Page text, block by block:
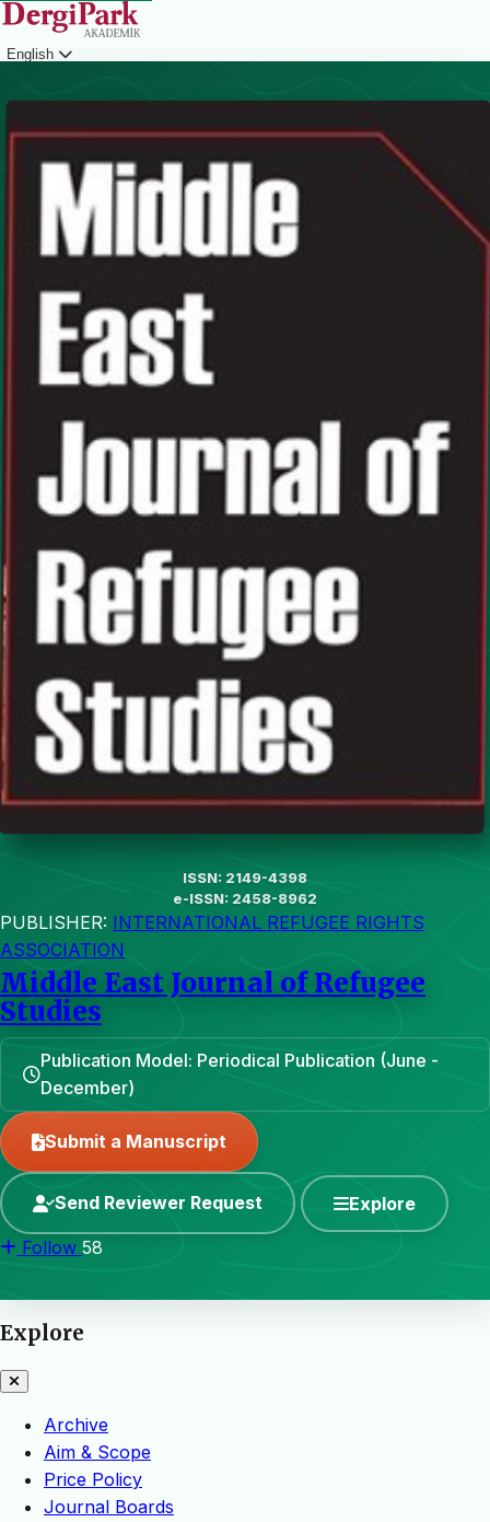
English
ISSN: 2149-4398
e-ISSN: 2458-8962
PUBLISHER: INTERNATIONAL REFUGEE RIGHTS
ASSOCIATION
Middle East Journal of Refugee
Studies
Publication Model: Periodical Publication (June -
December)
Submit a Manuscript
Send Reviewer Request Explore
Follow 58
Explore
Archive
Aim & Scope
Price Policy
Journal Boards